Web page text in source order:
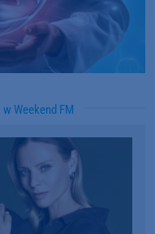
w Weekend FM